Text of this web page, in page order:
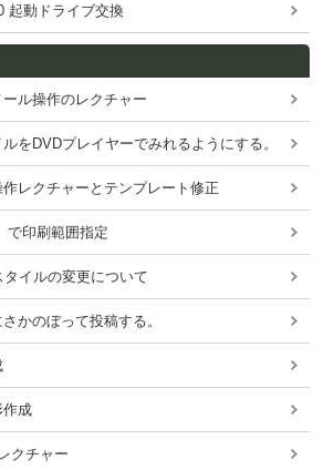
起動ドライブ交換
ル操作のレクチャー
をDVDプレイヤーでみれるようにする。
レクチャーとテンプレート修正
印刷範囲指定
イルの変更について
かのぼって投稿する。
作成
クチャー